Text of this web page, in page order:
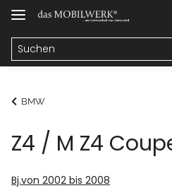
BMW
Z4 / M Z4
Bj.von 2002 bis 2008